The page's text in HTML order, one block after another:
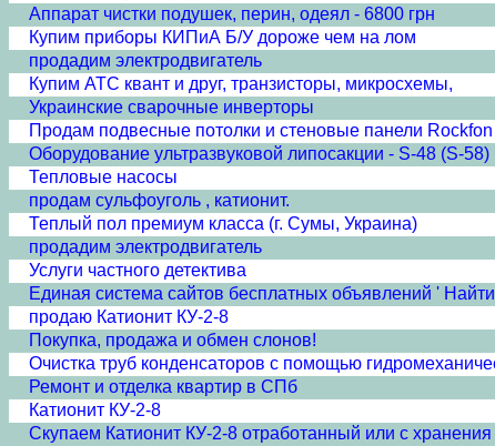
Аппарат чистки подушек, перин, одеял - 6800 грн
Купим приборы КИПиА Б/У дороже чем на лом
продадим электродвигатель
Купим АТС квант и друг, транзисторы, микросхемы,
Украинские сварочные инверторы
Продам подвесные потолки и стеновые панели
Оборудование ультразвуковой липосакции - S-48 (S-
Тепловые насосы
продам сульфоуголь , катионит.
Теплый пол премиум класса (г. Сумы, Украина)
продадим электродвигатель
Услуги частного детектива
Единая система сайтов бесплатных объявлений '
продаю Катионит КУ-2-8
Покупка, продажа и обмен слонов!
Очистка труб конденсаторов с помощью
Ремонт и отделка квартир в СПб
Катионит КУ-2-8
Скупаем Катионит КУ-2-8 отработанный или с хранения